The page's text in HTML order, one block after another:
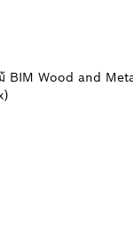
BIM Wood and